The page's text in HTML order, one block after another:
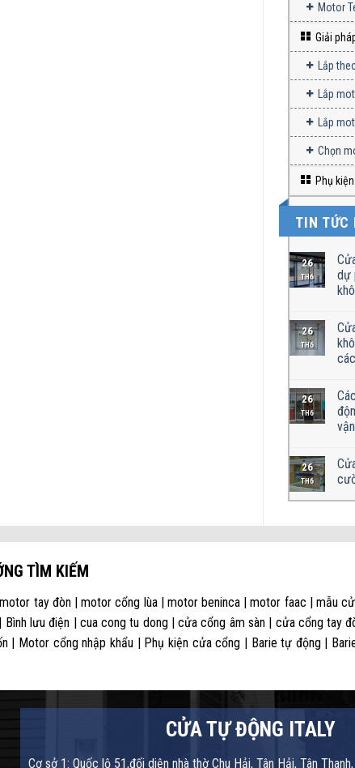
Motor
Giải
Lắp
Lắp
Lắp
Chọn
Phụ kiện
TIN TỨC
26
TH6
dự
26
TH6
26
TH6
26
TH6
TÌM KIẾM
tay đòn | motor cổng lùa | motor beninca | motor faac | mẫu
lưu điện | cua cong tu dong | cửa cổng âm sàn | cửa cổng tay
Motor cổng nhập khẩu | Phụ kiện cửa cổng | Barie tự động |
CỬA TỰ ĐỘNG ITALY
Cơ sở 1: Quốc lộ 51,đối diện nhà thờ Chu Hải, Tân Hải, Tân